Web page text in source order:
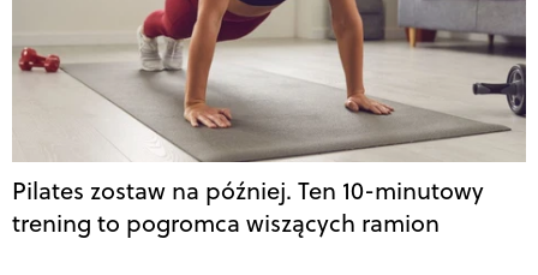
Pilates zostaw na później. Ten 10-minutowy
trening to pogromca wiszących ramion